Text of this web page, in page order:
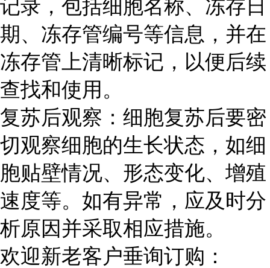
记录，包括细胞名称、冻存日
期、冻存管编号等信息，并在
冻存管上清晰标记，以便后续
查找和使用。
复苏后观察：细胞复苏后要密
切观察细胞的生长状态，如细
胞贴壁情况、形态变化、增殖
速度等。如有异常，应及时分
析原因并采取相应措施。
欢迎新老客户垂询订购：